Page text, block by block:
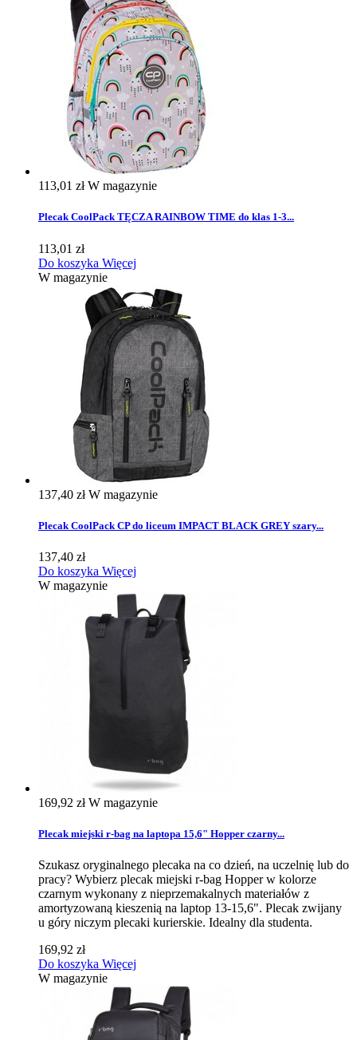
113,01 złW magazynie
Plecak CoolPack TĘCZA RAINBOW TIME do klas 1-3...
113,01 zł
Do koszyka Więcej
W magazynie
137,40 złW magazynie
Plecak CoolPack CP do liceum IMPACT BLACK GREY szary...
137,40 zł
Do koszyka Więcej
W magazynie
169,92 złW magazynie
Plecak miejski r-bag na laptopa 15,6" Hopper czarny...
Szukasz oryginalnego plecaka na co dzień, na uczelnię lub do
pracy? Wybierz plecak miejski r-bag Hopper w kolorze
czarnym wykonany z nieprzemakalnych materiałów z
amortyzowaną kieszenią na laptop 13-15,6". Plecak zwijany
u góry niczym plecaki kurierskie. Idealny dla studenta.
169,92 zł
Do koszyka Więcej
W magazynie